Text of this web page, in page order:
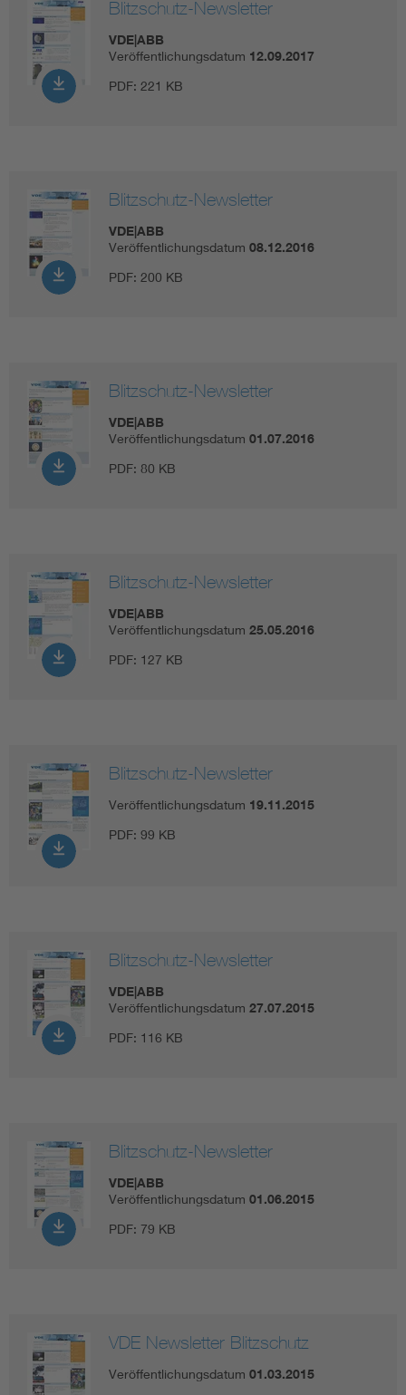
Blitzschutz-Newsletter
VDE|ABB
Veröffentlichungsdatum 12.09.2017
PDF: 221 KB
Blitzschutz-Newsletter
VDE|ABB
Veröffentlichungsdatum 08.12.2016
PDF: 200 KB
Blitzschutz-Newsletter
VDE|ABB
Veröffentlichungsdatum 01.07.2016
PDF: 80 KB
Blitzschutz-Newsletter
VDE|ABB
Veröffentlichungsdatum 25.05.2016
PDF: 127 KB
Blitzschutz-Newsletter
Veröffentlichungsdatum 19.11.2015
PDF: 99 KB
Blitzschutz-Newsletter
VDE|ABB
Veröffentlichungsdatum 27.07.2015
PDF: 116 KB
Blitzschutz-Newsletter
VDE|ABB
Veröffentlichungsdatum 01.06.2015
PDF: 79 KB
VDE Newsletter Blitzschutz
Veröffentlichungsdatum 01.03.2015